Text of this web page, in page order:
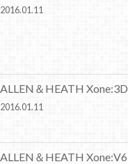
2016.01.11
ALLEN＆HEATH Xone:3D
2016.01.11
ALLEN＆HEATH Xone:V6